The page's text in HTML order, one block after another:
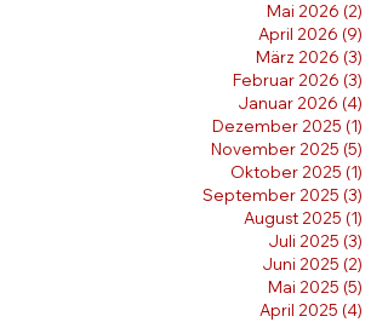
Mai 2026 (2)
April 2026 (9)
März 2026 (3)
Februar 2026 (3)
Januar 2026 (4)
Dezember 2025 (1)
November 2025 (5)
Oktober 2025 (1)
September 2025 (3)
August 2025 (1)
Juli 2025 (3)
Juni 2025 (2)
Mai 2025 (5)
April 2025 (4)